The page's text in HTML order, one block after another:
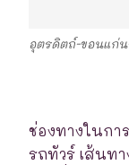
อุตรดิตถ์-ขอนแก่
ช่องทางในกา
รถทัวร์ เส้นท